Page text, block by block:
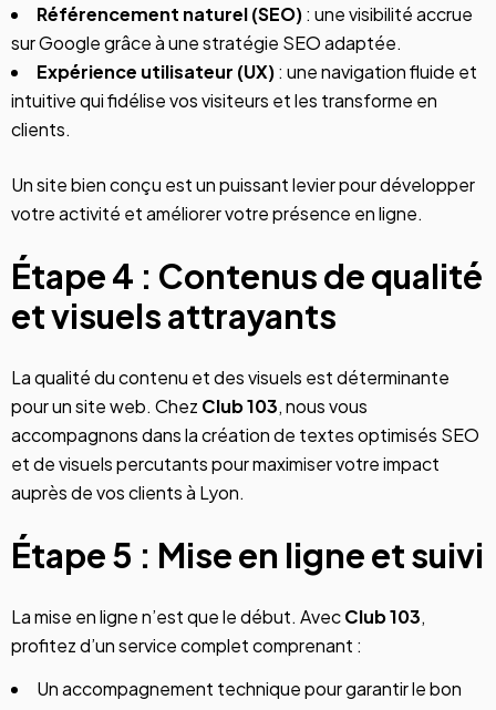
Référencement naturel (SEO): une visibilité accrue
sur Google grâce à une stratégie SEO adaptée.
Expérience utilisateur (UX): une navigation fluide et
intuitive qui fidélise vos visiteurs et les transforme en
clients.
Un site bien conçu est un puissant levier pour développer
votre activité et améliorer votre présence en ligne.
Étape 4 : Contenus de qualité
et visuels attrayants
La qualité du contenu et des visuels est déterminante
pour un site web. Chez Club 103, nous vous
accompagnons dans la création de textesoptimisés SEO
et de visuels percutants pour maximiser votre impact
auprès de vos clients à Lyon.
Étape 5 : Mise en ligne et suivi
La mise en ligne n’est que le début. AvecClub 103,
profitez d’un service complet comprenant :
Un accompagnement technique pour garantir le bon